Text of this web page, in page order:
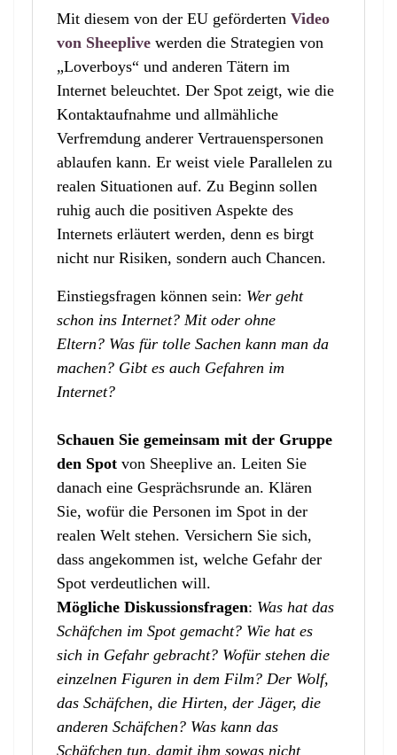
Mit diesem von der EU geförderten Video
von Sheeplive werden die Strategien von
„Loverboys“ und anderen Tätern im
Internet beleuchtet. Der Spot zeigt, wie die
Kontaktaufnahme und allmähliche
Verfremdung anderer Vertrauenspersonen
ablaufen kann. Er weist viele Parallelen zu
realen Situationen auf. Zu Beginn sollen
ruhig auch die positiven Aspekte des
Internets erläutert werden, denn es birgt
nicht nur Risiken, sondern auch Chancen.
Einstiegsfragen können sein: Wer geht
schon ins Internet? Mit oder ohne
Eltern? Was für tolle Sachen kann man da
machen? Gibt es auch Gefahren im
Internet?
Schauen Sie gemeinsam mit der Gruppe
den Spot von Sheeplive an. Leiten Sie
danach eine Gesprächsrunde an. Klären
Sie, wofür die Personen im Spot in der
realen Welt stehen. Versichern Sie sich,
dass angekommen ist, welche Gefahr der
Spot verdeutlichen will.
Mögliche Diskussionsfragen: Was hat das
Schäfchen im Spot gemacht? Wie hat es
sich in Gefahr gebracht? Wofür stehen die
einzelnen Figuren in dem Film? Der Wolf,
das Schäfchen, die Hirten, der Jäger, die
anderen Schäfchen? Was kann das
Schäfchen tun, damit ihm sowas nicht